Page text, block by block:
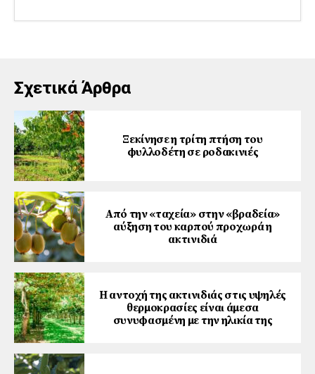
Σχετικά Άρθρα
Ξεκίνησε η τρίτη πτήση του
φυλλοδέτη σε ροδακινιές
Από την «ταχεία» στην «βραδεία»
αύξηση του καρπού προχωρά η
ακτινιδιά
Η αντοχή της ακτινιδιάς στις υψηλές
θερμοκρασίες είναι άμεσα
συνυφασμένη με την ηλικία της